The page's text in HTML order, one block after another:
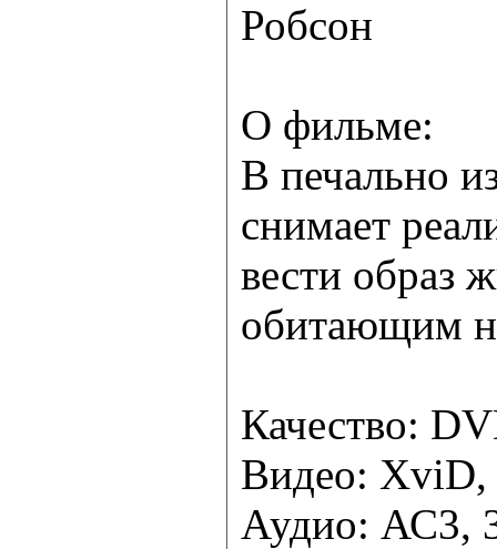
Робсон
О фильме:
В печально
снимает
вести образ
обитающим
Качество:
Видео: XviD,
Аудио: АС3,